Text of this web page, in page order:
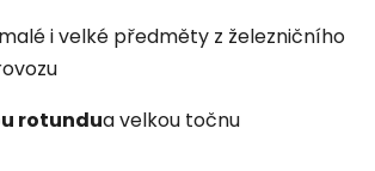
i velké předměty z železničního
rotundua velkou točnu